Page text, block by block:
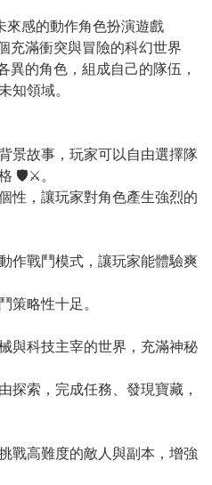
感的動作角色扮演遊戲
充滿衝突與冒險的科幻世界
的角色，組成自己的隊伍，
知領域。
景故事，玩家可以自由選擇隊
🛡️⚔️。
性，讓玩家對角色產生強烈的
作戰鬥模式，讓玩家能體驗爽
策略性十足。
與科技主宰的世界，充滿神秘
探索，完成任務、發現寶藏，
戰高難度的敵人與副本，增強